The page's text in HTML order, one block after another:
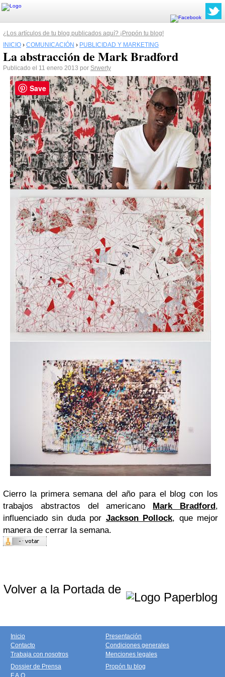
¿Los artículos de tu blog publicados aquí? ¡Propón tu blog!
INICIO › COMUNICACIÓN › PUBLICIDAD Y MARKETING
La abstracción de Mark Bradford
Publicado el 11 enero 2013 por Srwerty
Cierro la primera semana del año para el blog con los
trabajos abstractos del americano Mark Bradford,
influenciado sin duda por Jackson Pollock, que mejor
manera de cerrar la semana.
Volver a la Portada de
Inicio
Contacto
Trabaja con nosotros
Presentación
Condiciones generales
Menciones legales
Dossier de Prensa
F.A.Q.
Propón tu blog
Save